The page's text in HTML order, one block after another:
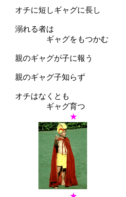
オチに短しギャグに長し
溺れる者は
ギャグをもつかむ
親のギャグが子に報う
親のギャグ子知らず
オチはなくとも
ギャグ育つ
★